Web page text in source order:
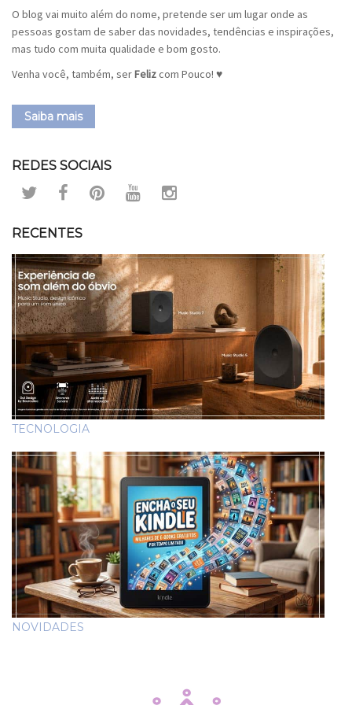
O blog vai muito além do nome, pretende ser um lugar onde as
pessoas gostam de saber das novidades, tendências e inspirações,
mas tudo com muita qualidade e bom gosto.
Venha você, também, serFelizcom Pouco! ♥
Saiba mais
REDES SOCIAIS
RECENTES
TECNOLOGIA
NOVIDADES